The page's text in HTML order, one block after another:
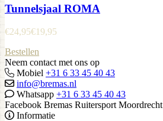
Tunnelsjaal ROMA
€24,95€19,95
Bestellen
Neem contact met ons op
Mobiel +31 6 33 45 40 43
info@bremas.nl
Whatsapp +31 6 33 45 40 43
Facebook Bremas Ruitersport Moordrecht
Informatie